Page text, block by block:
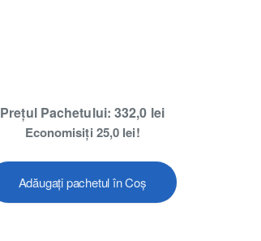
Prețul Pachetului: 332,0 lei
Economisiți 25,0 lei!
Adăugați pachetul în Coș